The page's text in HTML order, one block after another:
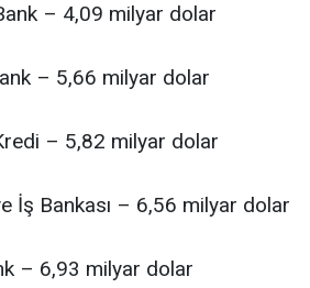
– 4,09 milyar dolar
– 5,66 milyar dolar
– 5,82 milyar dolar
İş Bankası – 6,56 milyar dolar
– 6,93 milyar dolar